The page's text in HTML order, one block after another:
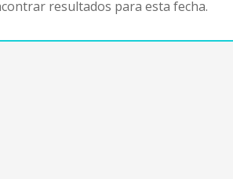
resultados para esta fecha.